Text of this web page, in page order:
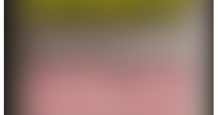
伊朗最高國家安全委員會秘書、最高領袖顧問拉里賈